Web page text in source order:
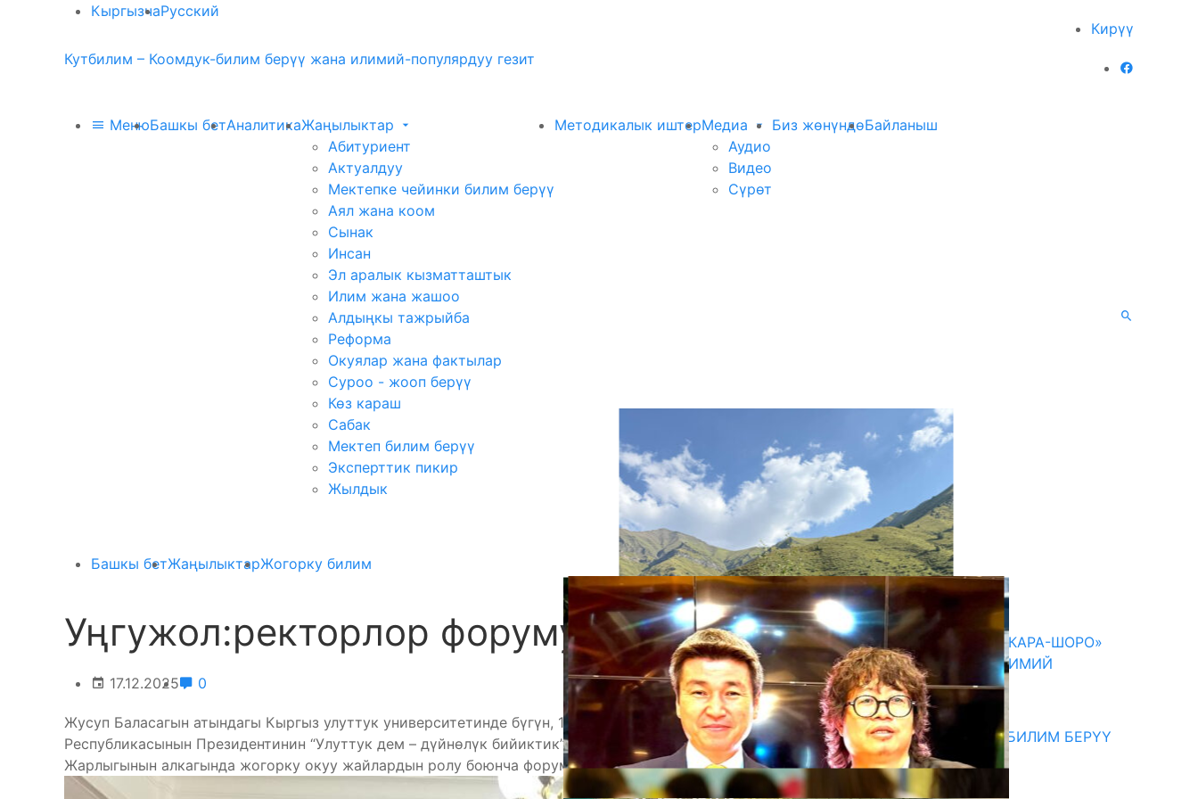
КыргызчаРусский
Кирүү
Кутбилим – Коомдук-билим берүү жана илимий-популярдуу гезит
МенюБашкы бетАналитикаЖаңылыктар
Абитуриент
Актуалдуу
Мектепке чейинки билим берүү
Аял жана коом
Сынак
Инсан
Эл аралык кызматташтык
Илим жана жашоо
Алдыңкы тажрыйба
Реформа
Окуялар жана фактылар
Суроо - жооп берүү
Көз караш
Сабак
Мектеп билим берүү
Эксперттик пикир
Жылдык
Методикалык иштерМедиа
Аудио
Видео
Сүрөт
Биз жөнүндөБайланыш
Башкы бетЖаңылыктарЖогорку билим
Уңгужол:ректорлор форуму
17.12.2025 0
Жусуп Баласагын атындагы Кыргыз улуттук университетинде бүгүн, 17-декабрда Кыргыз
Республикасынын Президентинин “Улуттук дем – дүйнөлүк бийиктик” уңгужолу жөнүндө”
Жарлыгынын алкагында жогорку окуу жайлардын ролу боюнча форум болуп өттү.
Акыркы жаңылыктар
ОШМУНУН ОКУТУУЧУЛАРЫ «КАРА-ШОРО»
ЖАРАТЫЛЫШ ПАРКЫНДА ИЛИМИЙ
ЭКСПЕДИЦИЯ ӨТКӨРҮШТҮ
06.08.2026
МЭР АЙБЕК ДЖУНУШАЛИЕВ БИЛИМ БЕРҮҮ
МЕКЕМЕЛЕРИН КЫДЫРДЫ
06.08.2026